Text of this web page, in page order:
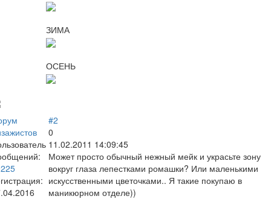
ЗИМА
ОСЕНЬ
#2
0
11.02.2011 14:09:45
Может просто обычный нежный мейк и украсьте зону
вокруг глаза лепестками ромашки? Или маленькими
искусственными цветочками.. Я такие покупаю в
маникюрном отделе))